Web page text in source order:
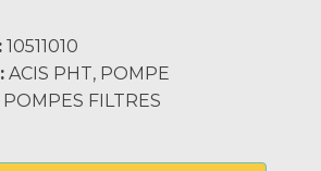
10511010
ACIS PHT, POMPE
FILTRES